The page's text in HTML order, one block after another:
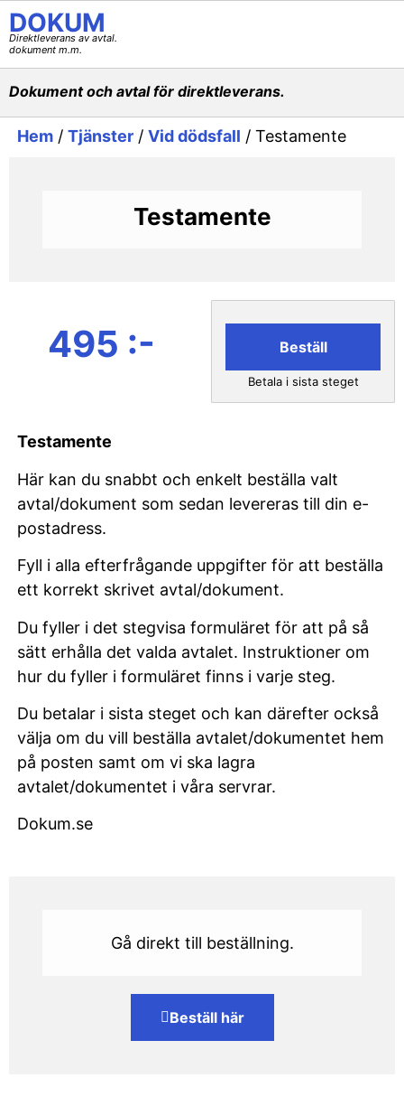
DOKUM
Direktleverans av avtal.
dokument m.m.
Dokument och avtal för direktleverans.
Hem / Tjänster / Vid dödsfall / Testamente
Testamente
495 :- Beställ
Betala i sista steget
Testamente
Här kan du snabbt och enkelt beställa valt
avtal/dokument som sedan levereras till din e-
postadress.
Fyll i alla efterfrågande uppgifter för att beställa
ett korrekt skrivet avtal/dokument.
Du fyller i det stegvisa formuläret för att på så
sätt erhålla det valda avtalet. Instruktioner om
hur du fyller i formuläret finns i varje steg.
Du betalar i sista steget och kan därefter också
välja om du vill beställa avtalet/dokumentet hem
på posten samt om vi ska lagra
avtalet/dokumentet i våra servrar.
Dokum.se
Gå direkt till beställning.
Beställ här